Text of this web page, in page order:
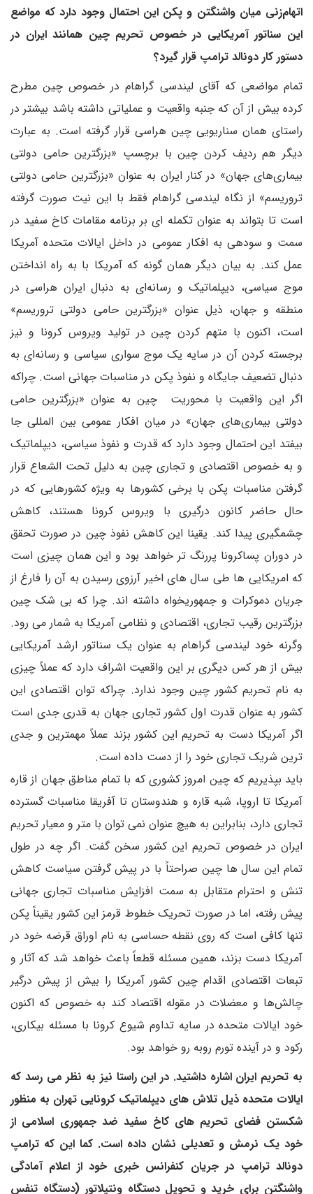
اتهام‌زنی میان واشنگتن و پکن این احتمال وجود دارد که مواضع
این سناتور آمریکایی در خصوص تحریم چین همانند ایران در
دستور کار دونالد ترامپ قرار گیرد؟
تمام مواضعی که آقای لیندسی گراهام در خصوص چین مطرح
کرده بیش از آن که جنبه واقعیت و عملیاتی داشته باشد بیشتر در
راستای همان سناریویی چین هراسی قرار گرفته است. به عبارت
دیگر هم ردیف کردن چین با برچسپ «بزرگترین حامی دولتی
بیماری‌های جهان» در کنار ایران به عنوان «بزرگترین حامی دولتی
تروریسم» از نگاه لیندسی گراهام فقط با این نیت صورت گرفته
است تا بتواند به عنوان تکمله ای بر برنامه مقامات کاخ سفید در
سمت و سودهی به افکار عمومی در داخل ایالات متحده آمریکا
عمل کند. به بیان دیگر همان گونه که آمریکا با به راه انداختن
موج سیاسی، دیپلماتیک و رسانه‌ای به دنبال ایران هراسی در
منطقه و جهان، ذیل عنوان «بزرگترین حامی دولتی تروریسم»
است، اکنون با متهم کردن چین در تولید ویروس کرونا و نیز
برجسته کردن آن در سایه یک موج سواری سیاسی و رسانه‌ای به
دنبال تضعیف جایگاه و نفوذ پکن در مناسبات جهانی است. چراکه
اگر این واقعیت با محوریت چین به عنوان «بزرگترین حامی
دولتی بیماری‌های جهان» در میان افکار عمومی بین المللی جا
بیفتد این احتمال وجود دارد که قدرت و نفوذ سیاسی، دیپلماتیک
و به خصوص اقتصادی و تجاری چین به دلیل تحت الشعاع قرار
گرفتن مناسبات پکن با برخی کشورها به ویژه کشورهایی که در
حال حاضر کانون درگیری با ویروس کرونا هستند، کاهش
چشمگیری پیدا کند. یقینا این کاهش نفوذ چین در صورت تحقق
در دوران پساکرونا پررنگ تر خواهد بود و این همان چیزی است
که امریکایی ها طی سال های اخیر آرزوی رسیدن به آن را فارغ از
جریان دموکرات و جمهوریخواه داشته اند. چرا که بی شک چین
بزرگترین رقیب تجاری، اقتصادی و نظامی آمریکا به شمار می رود.
وگرنه خود لیندسی گراهام به عنوان یک سناتور ارشد آمریکایی
بیش از هر کس دیگری بر این واقعیت اشراف دارد که عملاً چیزی
به نام تحریم کشور چین وجود ندارد. چراکه توان اقتصادی این
کشور به عنوان قدرت اول کشور تجاری جهان به قدری جدی است
اگر آمریکا دست به تحریم این کشور بزند عملاً مهمترین و جدی
ترین شریک تجاری خود را از دست داده است.
باید بپذیریم که چین امروز کشوری که با تمام مناطق جهان از قاره
آمریکا تا اروپا، شبه قاره و هندوستان تا آفریقا مناسبات گسترده
تجاری دارد، بنابراین به هیچ عنوان نمی توان با متر و معیار تحریم
ایران در خصوص تحریم این کشور سخن گفت. اگر چه در طول
تمام این سال ها چین صراحتاً با در پیش گرفتن سیاست کاهش
تنش و احترام متقابل به سمت افزایش مناسبات تجاری جهانی
پیش رفته، اما در صورت تحریک خطوط قرمز این کشور یقیناً پکن
تنها کافی است که روی نقطه حساسی به نام اوراق قرضه خود در
آمریکا دست بزند، همین مسئله قطعاً باعث خواهد شد که آثار و
تبعات اقتصادی اقدام چین کشور آمریکا را بیش از پیش درگیر
چالش‌ها و معضلات در مقوله اقتصاد کند به خصوص که اکنون
خود ایالات متحده در سایه تداوم شیوع کرونا با مسئله بیکاری،
رکود و در آینده تورم روبه رو خواهد بود.
به تحریم ایران اشاره داشتید. در این راستا نیز به نظر می رسد که
ایالات متحده ذیل تلاش های دیپلماتیک کرونایی تهران به منظور
شکستن فضای تحریم های کاخ سفید ضد جمهوری اسلامی از
خود یک نرمش و تعدیلی نشان داده است. کما این که ترامپ
دونالد ترامپ در جریان کنفرانس خبری خود از اعلام آمادگی
واشنگتن برای خرید و تحویل دستگاه ونتیلاتور (دستگاه تنفس